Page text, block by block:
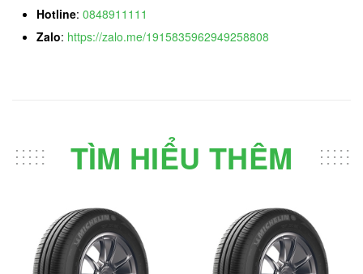
Hotline: 0848911111
Zalo: https://zalo.me/1915835962949258808
TÌM HIỂU THÊM